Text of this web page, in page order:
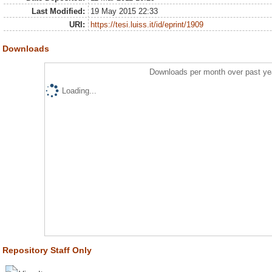
Last Modified:
19 May 2015 22:33
URI:
https://tesi.luiss.it/id/eprint/1909
Downloads
Downloads per month over past
Loading...
Repository Staff Only